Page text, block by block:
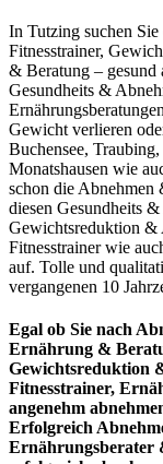
In Tutzing suchen
Fitnesstrainer,
& Beratung – gesund
Gesundheits &
Gewicht verlieren
Buchensee,
Monatshausen wie
schon die Abnehmen
diesen Gesundheits
Gewichtsreduktion &
Fitnesstrainer wie
auf. Tolle und
vergangenen 10
Egal ob Sie nach
Ernährung &
Gewichtsreduktion
Fitnesstrainer,
angenehm
Erfolgreich
Ernährungsberater